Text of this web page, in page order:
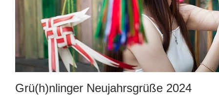
Grü(h)nlinger Neujahrsgrüße 2024